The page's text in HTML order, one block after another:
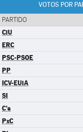
VOTOS POR
PARTIDO
CiU
ERC
PSC-PSOE
PP
ICV-EUiA
SI
C's
PxC